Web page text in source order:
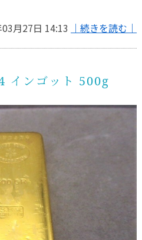
月27日 14:13 ｜続きを読む｜
インゴット 500g